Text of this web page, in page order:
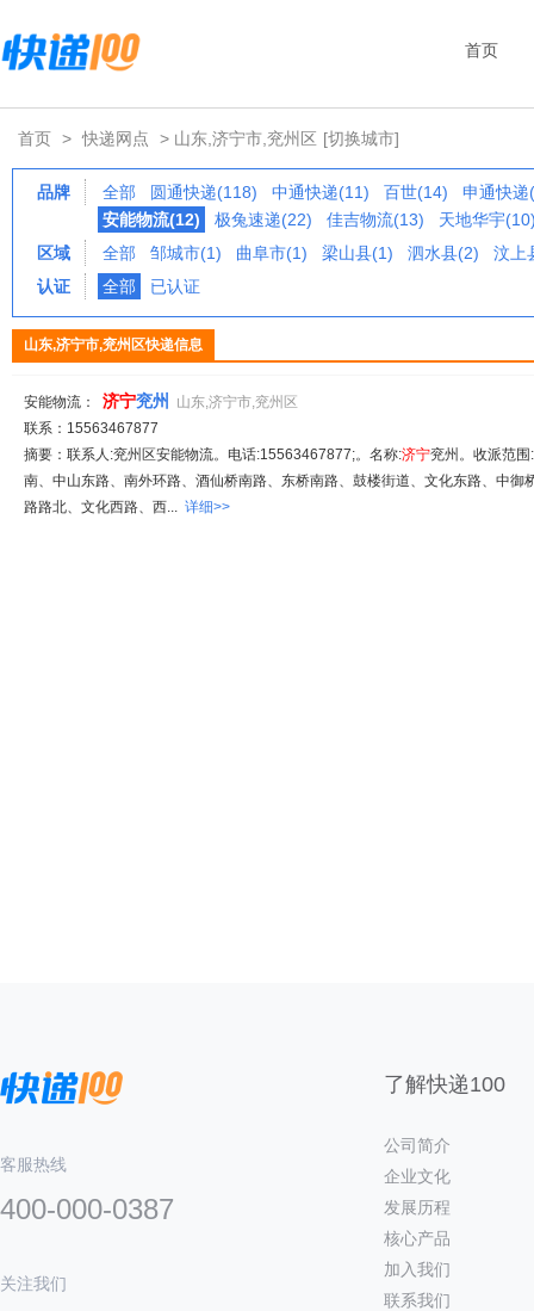
首页
首页 > 快递网点 > 山东,济宁市,兖州区 [切换城市]
品牌 全部 圆通快递(118) 中通快递(11) 百世(14)
申通快递
安能物流(12)
极兔速递(22) 佳吉物流(13)
天地华宇
区域
全部 邹城市(1) 曲阜市(1) 梁山县(1) 泗水县(2)
汶上
认证
全部 已认证
山东,济宁市,兖州区快递信息
安能物流： 济宁兖州
山东,济宁市,兖州区
联系：15563467877
摘要：联系人:兖州区安能物流。电话:15563467877;。名称:济宁兖州。收派范
南、中山东路、南外环路、酒仙桥南路、东桥南路、鼓楼街道、文化东路、中御
路路北、文化西路、西... 详细>>
客服热线
400-000-0387
关注我们
了解快递100
公司简介
企业文化
发展历程
核心产品
加入我们
联系我们